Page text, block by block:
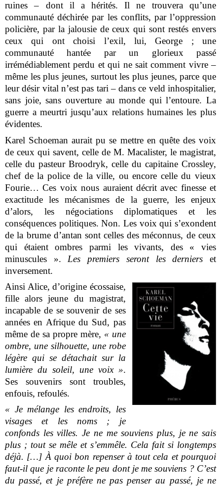
ruines – dont il a hérités. Il ne trouvera qu’une
communauté déchirée par les conflits, par l’oppression
policière, par la jalousie de ceux qui sont restés envers
ceux qui ont choisi l’exil, lui, George ; une
communauté hantée par un glorieux passé
irrémédiablement perdu et qui ne sait comment vivre –
même les plus jeunes, surtout les plus jeunes, parce que
leur désir vital n’est pas tari – dans ce veld inhospitalier,
sans joie, sans ouverture au monde qui l’entoure. La
guerre a meurtri jusqu’aux relations humaines les plus
évidentes.
Karel Schoeman aurait pu se mettre en quête des voix
de ceux qui savent, celle de M. Macalister, le magistrat,
celle du pasteur Broodryk, celle du capitaine Crossley,
chef de la police de la ville, ou encore celle du vieux
Fourie… Ces voix nous auraient décrit avec finesse et
exactitude les mécanismes de la guerre, les enjeux
d’alors, les négociations diplomatiques et les
conséquences politiques. Non. Les voix qui s’exondent
de la brume d’antan sont celles des méconnus, de ceux
qui étaient ombres parmi les vivants, des « vies
minuscules ». Les premiers seront les derniers et
inversement.
Ainsi Alice, d’origine écossaise,
fille alors jeune du magistrat,
incapable de se souvenir de ses
années en Afrique du Sud, pas
même de sa propre mère, « une
ombre, une silhouette, une robe
légère qui se détachait sur la
lumière du soleil, une voix ».
Ses souvenirs sont troubles,
enfouis, refoulés.
« Je mélange les endroits, les
visages et les noms ; je
confonds les villes. Je ne me souviens plus, je ne sais
plus ; tout se mêle et s’emmêle. Cela fait si longtemps
déjà. […] À quoi bon repenser à tout cela et pourquoi
faut-il que je raconte le peu dont je me souviens ? C’est
du passé, et je préfère ne pas penser au passé, je ne